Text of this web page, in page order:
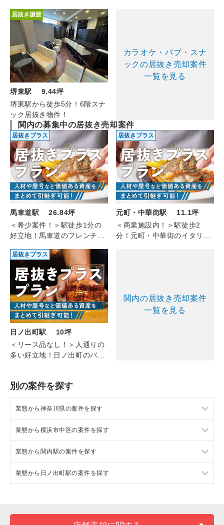
居抜き譲渡
堺東駅 9.44坪
堺東駅から徒歩5分！6階スナ
ック居抜き物件！
カラオケ・パブ・スナ
ックの居抜き売却案件
一覧を見る
関内の募集中の居抜き売却案件
居抜きプラス
馬車道駅 26.84坪
＜希少案件！＞駅徒歩1分の
好立地！馬車道のフレンチ
居抜きプラス
元町・中華街駅 11.1坪
＜商業施設内！＞駅徒歩2
分！元町・中華街のイタリア
居抜きプラス
日ノ出町駅 10坪
＜リース品なし！＞人通りの
多い好立地！日ノ出町のバー
関内の居抜き売却案件
一覧を見る
別の案件を探す
業態から神奈川県の案件を探す
神奈川県のラーメンの居抜き売却物件の案件一覧
神奈川県のフランス料理の居抜き売却物件の案件一覧
神奈川県のイタリア料理の居抜き売却物件の案件一覧
神奈川県のそば・うどんの居抜き売却物件の案件一覧
業態から横浜市中区の案件を探す
横浜市中区のラーメンの居抜き売却物件の案件一覧
横浜市中区のフランス料理の居抜き売却物件の案件一覧
横浜市中区の中華の居抜き売却物件の案件一覧
業態から関内駅の案件を探す
関内駅のラーメンの居抜き売却物件の案件一覧
関内駅のイタリア料理の居抜き売却物件の案件一覧
業態から日ノ出町駅の案件を探す
日ノ出町駅の寿司の居抜き売却物件の案件一覧